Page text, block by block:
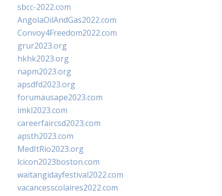
sbcc-2022.com
AngolaOilAndGas2022.com
Convoy4Freedom2022.com
grur2023.org
hkhk2023.org
napm2023.org
apsdfd2023.org
forumausape2023.com
imkl2023.com
careerfaircsd2023.com
apsth2023.com
MedItRio2023.org
lcicon2023boston.com
waitangidayfestival2022.com
vacancesscolaires2022.com